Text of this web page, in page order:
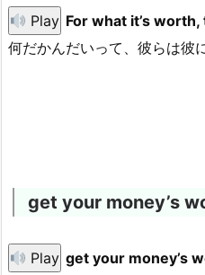
Play For what it’s
何だかんだいって、彼らは彼
get your money’s
Play get your money’s